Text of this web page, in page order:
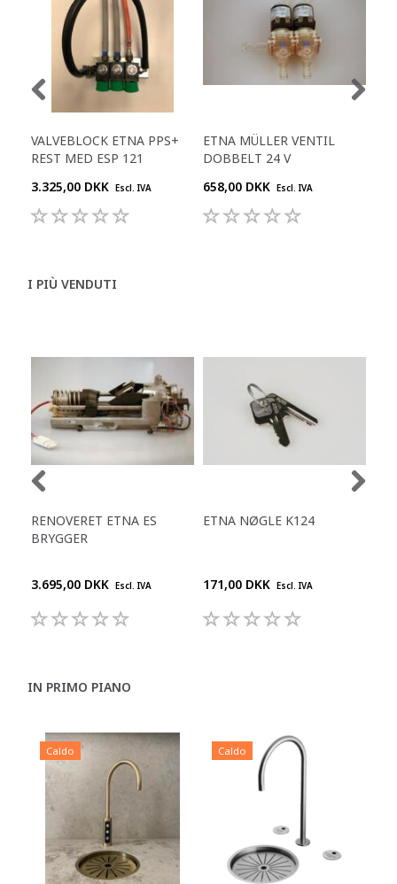
VALVEBLOCK ETNA PPS+
REST MED ESP 121
3.325,00 DKK Escl. IVA
ETNA MÜLLER VENTIL
DOBBELT 24 V
658,00 DKK Escl. IVA
I PIÙ VENDUTI
RENOVERET ETNA ES
BRYGGER
3.695,00 DKK Escl. IVA
ETNA NØGLE K124
171,00 DKK Escl. IVA
IN PRIMO PIANO
Caldo Caldo